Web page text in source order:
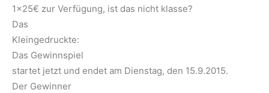
1×25€ zur Verfügung, ist das nicht klasse?
Das
Kleingedruckte:
Das Gewinnspiel
startet jetzt und endet am Dienstag, den 15.9.2015.
Der Gewinner